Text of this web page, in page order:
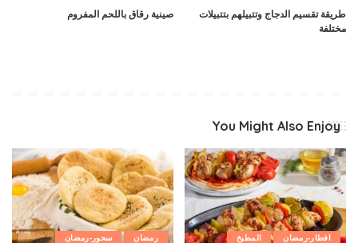
طريقة تقسيم الدجاج وتتبيلهم بتتبيلات
مختلفة
صينية رقاق باللحم المفروم
You Might Also Enjoy
افطار-رمضان المطبخ رمضان سحور-رمضان